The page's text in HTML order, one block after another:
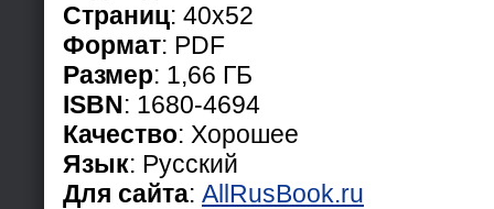
Страниц: 40х52
Формат: PDF
Размер: 1,66 ГБ
ISBN: 1680-4694
Качество: Хорошее
Язык: Русский
Для сайта: AllRusBook.ru